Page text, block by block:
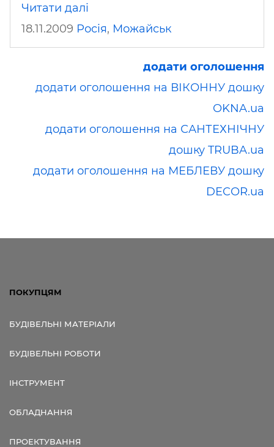
Читати далі
18.11.2009 Росія, Можайськ
додати оголошення
додати оголошення на ВІКОННУ дошку
OKNA.ua
додати оголошення на САНТЕХНІЧНУ
дошку TRUBA.ua
додати оголошення на МЕБЛЕВУ дошку
DECOR.ua
ПОКУПЦЯМ
БУДІВЕЛЬНІ МАТЕРІАЛИ
БУДІВЕЛЬНІ РОБОТИ
ІНСТРУМЕНТ
ОБЛАДНАННЯ
ПРОЕКТУВАННЯ